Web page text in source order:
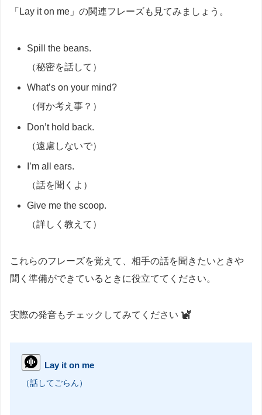
「Lay it on me」の関連フレーズも見てみましょう。
Spill the beans.
（秘密を話して）
What’s on your mind?
（何か考え事？）
Don’t hold back.
（遠慮しないで）
I’m all ears.
（話を聞くよ）
Give me the scoop.
（詳しく教えて）
これらのフレーズを覚えて、相手の話を聞きたいときや
聞く準備ができているときに役立ててください。
実際の発音もチェックしてみてください
Lay it on me
（話してごらん）